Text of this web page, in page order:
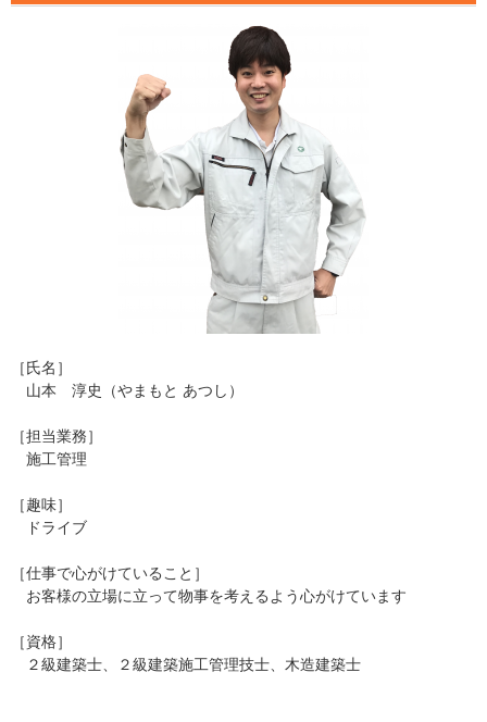
［氏名］
山本 淳史（やまもと あつし）
［担当業務］
施工管理
［趣味］
ドライブ
［仕事で心がけていること］
お客様の立場に立って物事を考えるよう心がけています
［資格］
２級建築士、２級建築施工管理技士、木造建築士